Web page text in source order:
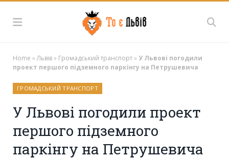
Home »Львів» Громадський транспорт» У Львові погодили
проект першого підземного паркінгу на Петрушевича
ГРОМАДСЬКИЙ ТРАНСПОРТ
У Львові погодили проект
першого підземного
паркінгу на Петрушевича